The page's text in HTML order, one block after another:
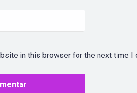
in this browser for the next time I